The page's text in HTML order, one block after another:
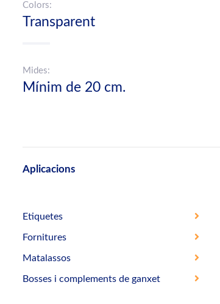
Colors:
Transparent
Mides:
Mínim de 20 cm.
Aplicacions
Etiquetes
Fornitures
Matalassos
Bosses i complements de ganxet